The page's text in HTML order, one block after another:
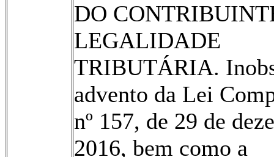
DO
LEGALIDADE
TRIBUTÁRIA.
advento da Lei
nº 157, de 29 de
2016, bem como a